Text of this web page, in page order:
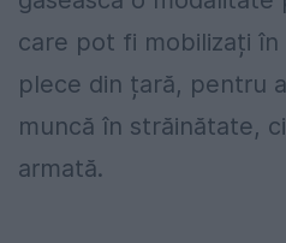
care pot fi mobilizați în
plece din țară, pentru
muncă în străinătate,
armată.